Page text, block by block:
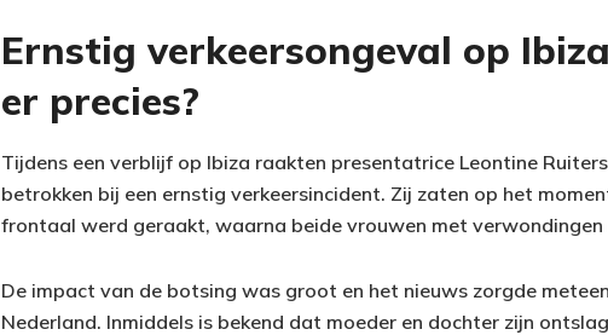
Ernstig verkeersongeval op
er precies?
Tijdens een verblijf op Ibiza raakten presentatrice Leontine
betrokken bij een ernstig verkeersincident. Zij zaten op het
frontaal werd geraakt, waarna beide vrouwen met verwondingen
De impact van de botsing was groot en het nieuws zorgde
Nederland. Inmiddels is bekend dat moeder en dochter zijn